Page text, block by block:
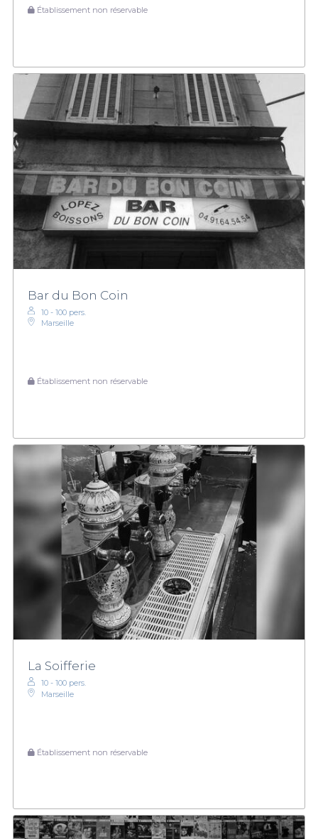
Établissement non réservable
Bar du Bon Coin
10 - 100 pers.
Marseille
Établissement non réservable
La Soifferie
10 - 100 pers.
Marseille
Établissement non réservable